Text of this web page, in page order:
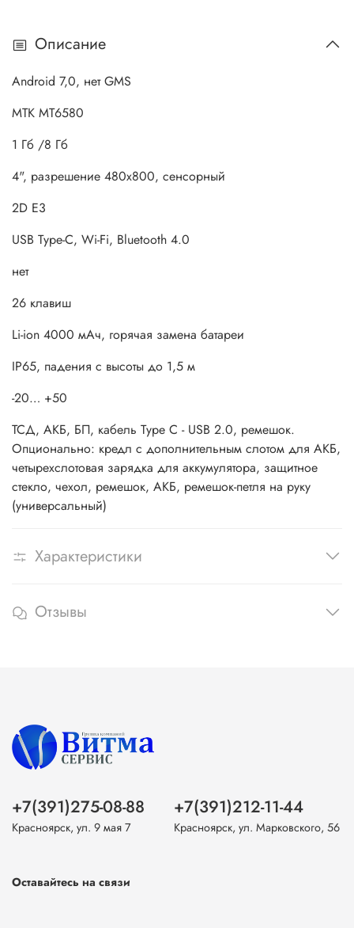
Описание
Android 7,0, нет GMS
MTK MT6580
1 Гб /8 Гб
4", разрешение 480х800, сенсорный
2D E3
USB Type-C, Wi-Fi, Bluetooth 4.0
нет
26 клавиш
Li-ion 4000 мАч, горячая замена батареи
IP65, падения с высоты до 1,5 м
-20… +50
ТСД, АКБ, БП, кабель Type C - USB 2.0, ремешок.
Опционально: кредл с дополнительным слотом для АКБ,
четырехслотовая зарядка для аккумулятора, защитное
стекло, чехол, ремешок, АКБ, ремешок-петля на руку
(универсальный)
Характеристики
Отзывы
+7(391)275-08-88
Красноярск, ул. 9 мая 7
+7(391)212-11-44
Красноярск, ул. Марковского, 56
Оставайтесь на связи